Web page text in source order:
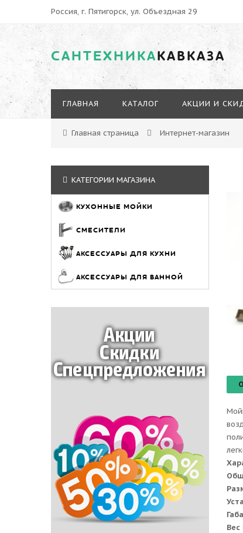
Россия, г. Пятигорск, ул. Объездная 29
САНТЕХНИКАКАВКАЗА
ГЛАВНАЯ КАТАЛОГ АКЦИИ И
Главная страница Интернет-магазин
Вес
КАТЕГОРИИ МАГАЗИНА
КУХОННЫЕ МОЙКИ
СМЕСИТЕЛИ
АКСЕССУАРЫ ДЛЯ КУХНИ
АКСЕССУАРЫ ДЛЯ ВАННОЙ